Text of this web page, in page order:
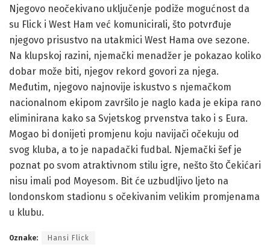
Njegovo neočekivano uključenje podiže mogućnost da
su Flick i West Ham već komunicirali, što potvrđuje
njegovo prisustvo na utakmici West Hama ove sezone.
Na klupskoj razini, njemački menadžer je pokazao koliko
dobar može biti, njegov rekord govori za njega.
Međutim, njegovo najnovije iskustvo s njemačkom
nacionalnom ekipom završilo je naglo kada je ekipa rano
eliminirana kako sa Svjetskog prvenstva tako i s Eura.
Mogao bi donijeti promjenu koju navijači očekuju od
svog kluba, a to je napadački fudbal. Njemački šef je
poznat po svom atraktivnom stilu igre, nešto što Čekićari
nisu imali pod Moyesom. Bit će uzbudljivo ljeto na
londonskom stadionu s očekivanim velikim promjenama
u klubu.
Oznake: Hansi Flick